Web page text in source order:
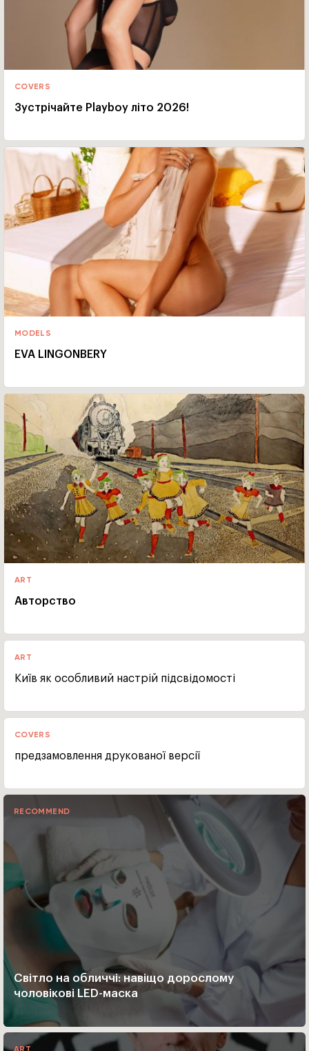
COVERS
Зустрічайте Playboy літо 2026!
MODELS
EVA LINGONBERY
ART
Авторство
ART
Київ як особливий настрій підсвідомості
COVERS
предзамовлення друкованої версії
RECOMMEND
Світло на обличчі: навіщо дорослому
чоловікові LED-маска